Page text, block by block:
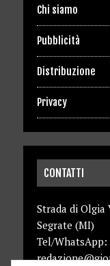
Chi siamo
Pubblicità
Distribuzione
Privacy
CONTATTI
Strada di Olgia
Segrate (MI)
Tel/WhatsApp: